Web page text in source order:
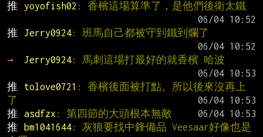
推
yoyofish02 : 香檳這場算準了，是他們後衛太鐵
推
Jerry0924: 班馬自己都被守到鐵到爛了
→
Jerry0924: 馬刺這場打最好的就香檳 哈波
推
tolove0721 : 香檳後面被打點。所以後來沒再上
了
推
asdfzx : 第四節的大頭根本無敵
推
bm1041644: 灰狼要找中鋒備品 Veesaar好像也是